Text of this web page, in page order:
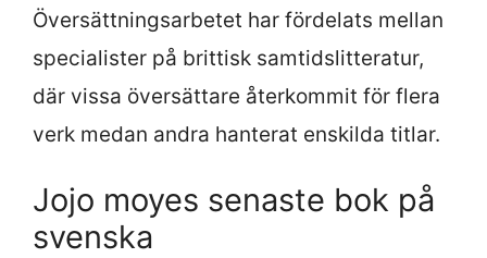
Översättningsarbetet har fördelats mellan
specialister på brittisk samtidslitteratur,
där vissa översättare återkommit för flera
verk medan andra hanterat enskilda titlar.
Jojo moyes senaste bok på
svenska